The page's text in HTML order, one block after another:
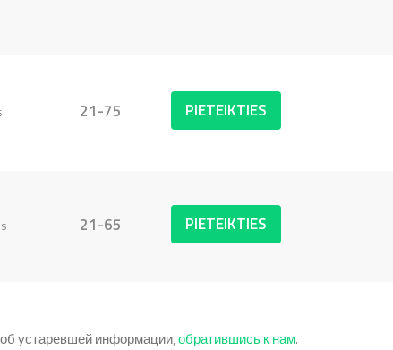
21-75 PIETEIKTIES
21-65 PIETEIKTIES
устаревшей информации,обратившись к нам.